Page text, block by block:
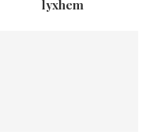
lyxhem